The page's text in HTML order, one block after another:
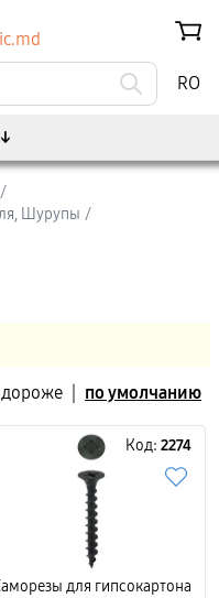
RO
/
Шурупы /
по умолчанию
Код: 2274
для гипсокартона
↓